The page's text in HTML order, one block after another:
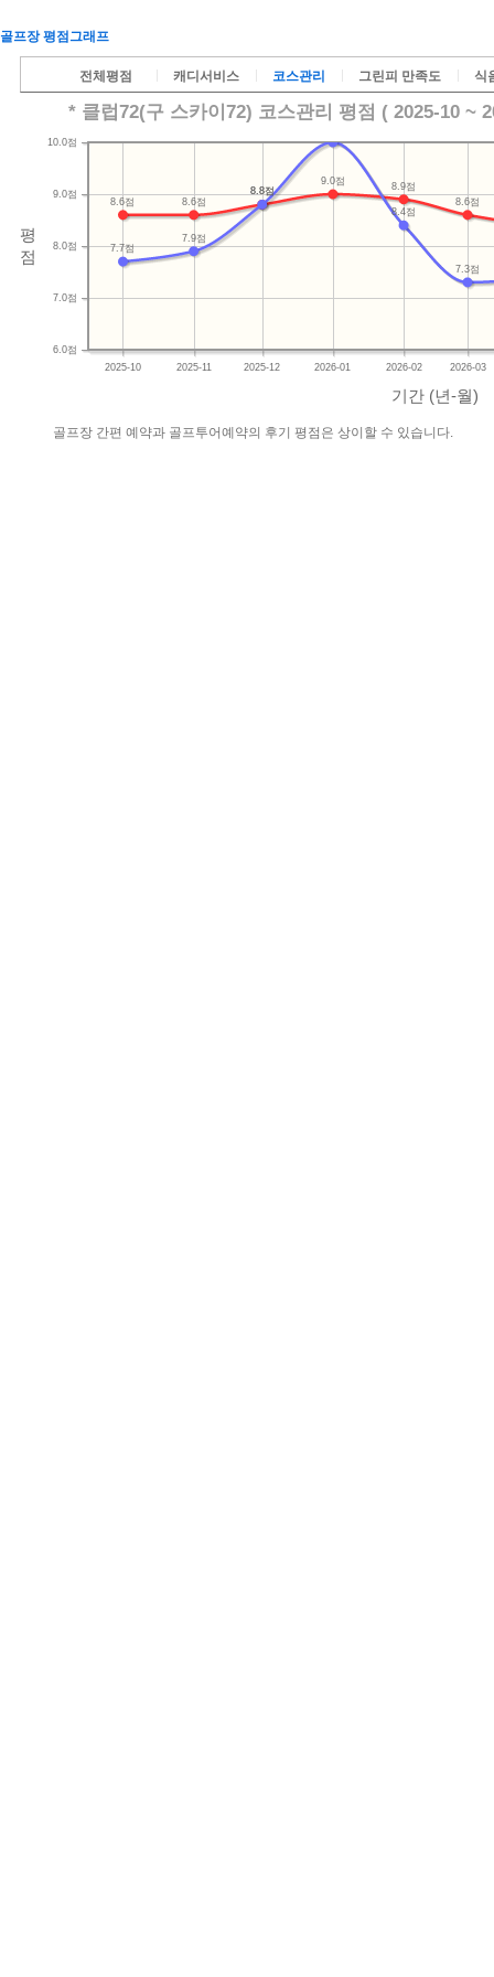
골프장 평점그래프
전체평점 캐디서비스 코스관리 그린피 만족도 식
* 클럽72(구 스카이72) 코스관리 평점 ( 2025-10 ~
기간 (년-월)
2025-10 2025-11 2025-12 2026-01 2026-02 2026-03
평
점
6.0점
7.0점
8.0점
9.0점
10.0점
8.6점
8.9점
9.0점
8.8점
8.6점
8.6점
7.3점
8.4점
8.8점
7.9점
7.7점
골프장 간편 예약과 골프투어예약의 후기 평점은 상이할 수 있습니다.